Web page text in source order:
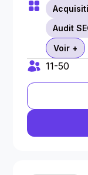
Audit
Voir +
11-50